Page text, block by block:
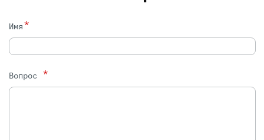
Имя*
Вопрос *